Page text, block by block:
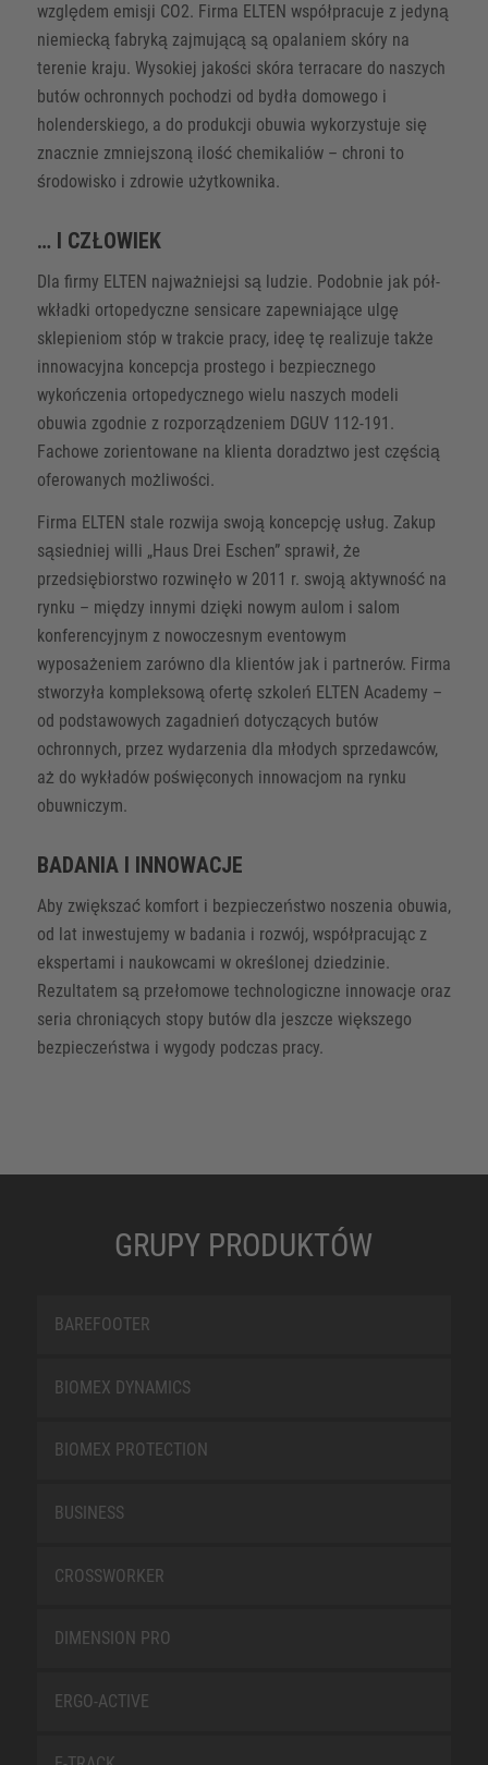
względem emisji CO2. Firma ELTEN współpracuje z jedyną
niemiecką fabryką zajmującą są opalaniem skóry na
terenie kraju. Wysokiej jakości skóra terracare do naszych
butów ochronnych pochodzi od bydła domowego i
holenderskiego, a do produkcji obuwia wykorzystuje się
znacznie zmniejszoną ilość chemikaliów – chroni to
środowisko i zdrowie użytkownika.
… I CZŁOWIEK
Dla firmy ELTEN najważniejsi są ludzie. Podobnie jak pół-
wkładki ortopedyczne sensicare zapewniające ulgę
sklepieniom stóp w trakcie pracy, ideę tę realizuje także
innowacyjna koncepcja prostego i bezpiecznego
wykończenia ortopedycznego wielu naszych modeli
obuwia zgodnie z rozporządzeniem DGUV 112-191.
Fachowe zorientowane na klienta doradztwo jest częścią
oferowanych możliwości.
Firma ELTEN stale rozwija swoją koncepcję usług. Zakup
sąsiedniej willi „Haus Drei Eschen” sprawił, że
przedsiębiorstwo rozwinęło w 2011 r. swoją aktywność na
rynku – między innymi dzięki nowym aulom i salom
konferencyjnym z nowoczesnym eventowym
wyposażeniem zarówno dla klientów jak i partnerów. Firma
stworzyła kompleksową ofertę szkoleń ELTEN Academy –
od podstawowych zagadnień dotyczących butów
ochronnych, przez wydarzenia dla młodych sprzedawców,
aż do wykładów poświęconych innowacjom na rynku
obuwniczym.
BADANIA I INNOWACJE
Aby zwiększać komfort i bezpieczeństwo noszenia obuwia,
od lat inwestujemy w badania i rozwój, współpracując z
ekspertami i naukowcami w określonej dziedzinie.
Rezultatem są przełomowe technologiczne innowacje oraz
seria chroniących stopy butów dla jeszcze większego
bezpieczeństwa i wygody podczas pracy.
GRUPY PRODUKTÓW
BAREFOOTER
BIOMEX DYNAMICS
BIOMEX PROTECTION
BUSINESS
CROSSWORKER
DIMENSION PRO
ERGO-ACTIVE